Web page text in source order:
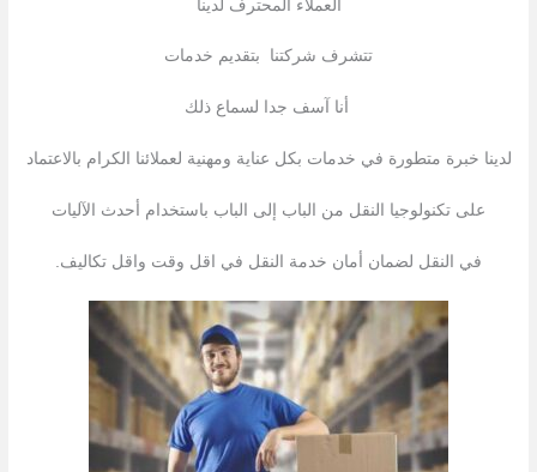
العملاء المحترف لدینا
تتشرف شركتنا بتقدیم خدمات
أنا آسف جدا لسماع ذلك
لدينا خبرة متطورة في خدمات بكل عناية ومهنية لعملائنا الكرام بالاعتماد
على تكنولوجيا النقل من الباب إلى الباب باستخدام أحدث الآليات
في النقل لضمان أمان خدمة النقل في اقل وقت واقل تكاليف.